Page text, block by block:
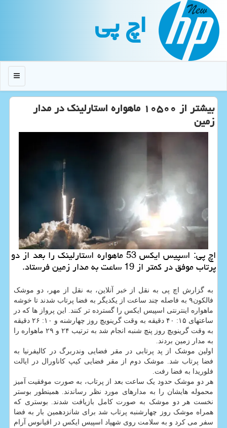
اچ پی
منو
بیشتر از ۱۰۵۰۰ ماهواره استارلینک در مدار
زمین
اچ پی: اسپیس ایکس 53 ماهواره استارلینک را بعد از دو
پرتاب موفق در کمتر از 19 ساعت به مدار زمین فرستاد.
به گزارش اچ پی به نقل از خبر آنلاین، به نقل از مهر، دو موشک
فالکون۹ به فاصله چند ساعت از یکدیگر به فضا پرتاب شدند تا خوشه
ماهواره اینترنتی اسپیس ایکس را گسترده تر کنند. این پرواز ها که در
ساعتهای ۱۵: ۴۰ دقیقه به وقت گرینویچ روز چهارشنه و ۱۰: ۲۶ دقیقه
به وقت گرینویچ روز پنچ شنبه انجام شد به ترتیب ۲۴ و ۲۹ ماهواره را
به مدار زمین بردند.
اولین موشک از پد پرتابی در مقر فضایی وندربرگ در کالیفرنیا به
فضا پرتاب شد. موشک دوم از مقر فضایی کیپ کاناورال در ایالت
فلوریدا به فضا رفت.
هر دو موشک حدود یک ساعت بعد از پرتاب، به صورت موفقیت آمیز
محموله هایشان را به مدارهای مورد نظر رساندند. همینطور بوستر
نخست هر دو موشک به صورت کامل بازیافت شدند. بوستری که
همراه موشک روز چهارشنبه پرتاب شد برای شانزدهمین بار به فضا
سفر می کرد و به سلامت روی شهپاد اسپیس ایکس در اقیانوس آرام